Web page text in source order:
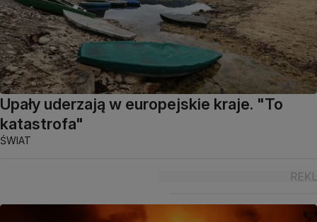
Upały uderzają w europejskie kraje. "To
katastrofa"
ŚWIAT